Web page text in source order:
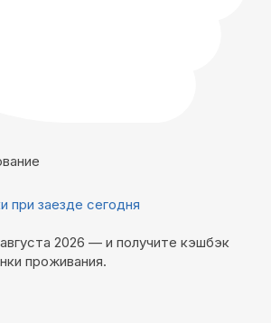
при заезде сегодня
2026 — и получите кэшбэк
проживания.